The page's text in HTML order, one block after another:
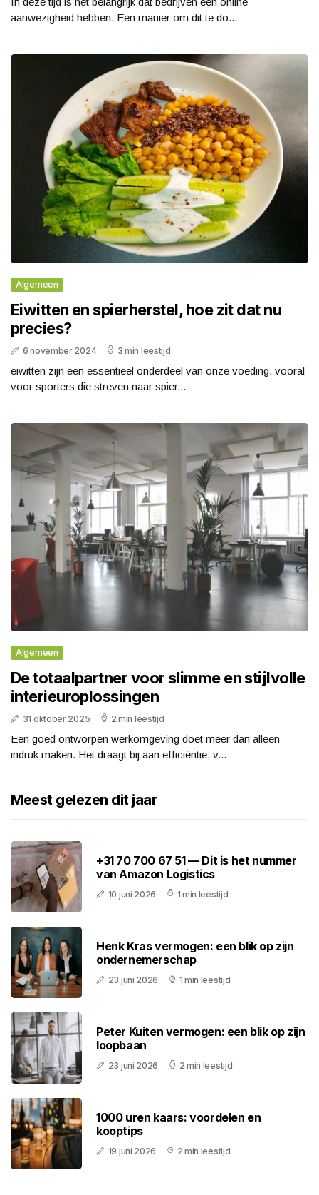
aanwezigheid hebben. Een manier om dit te do...
Algemeen
Eiwitten en spierherstel, hoe zit dat nu
precies?
6 november 2024 3 min leestijd
eiwitten zijn een essentieel onderdeel van onze voeding, vooral
voor sporters die streven naar spier...
Algemeen
De totaalpartner voor slimme en stijlvolle
interieuroplossingen
31 oktober 2025 2 min leestijd
Een goed ontworpen werkomgeving doet meer dan alleen
indruk maken. Het draagt bij aan efficiëntie, v...
Meest gelezen dit jaar
+31 70 700 67 51 — Dit is het nummer
van Amazon Logistics
10 juni 2026 1 min leestijd
Henk Kras vermogen: een blik op zijn
ondernemerschap
23 juni 2026 1 min leestijd
Peter Kuiten vermogen: een blik op zijn
loopbaan
23 juni 2026 2 min leestijd
1000 uren kaars: voordelen en
kooptips
19 juni 2026 2 min leestijd